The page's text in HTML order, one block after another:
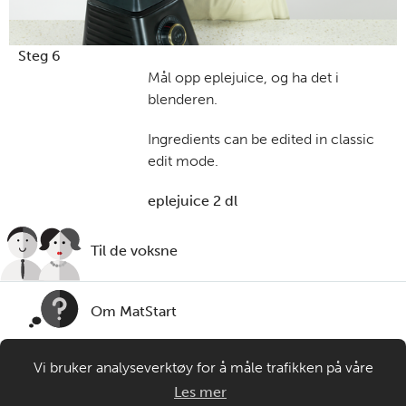
Steg 6
Mål opp eplejuice, og ha det i
blenderen.
Ingredients can be edited in classic
edit mode.
eplejuice 2 dl
Til de voksne
Om MatStart
Kontakt oss
Vi bruker analyseverktøy for å måle trafikken på våre
nettsider. Informasjonskapsler plasseres i din nettleser og
Les mer